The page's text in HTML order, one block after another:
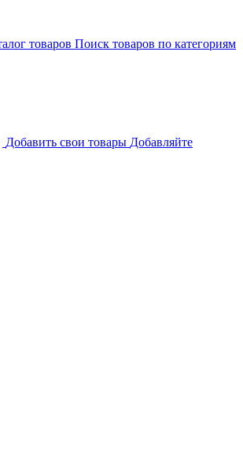
товаров Поиск товаров по категориям
Добавить свои товары Добавляйте